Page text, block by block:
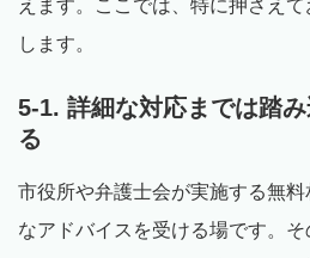
えます。ここでは、特に押さえ
します。
5-1. 詳細な対応までは踏
る
市役所や弁護士会が実施する無
なアドバイスを受ける場です。